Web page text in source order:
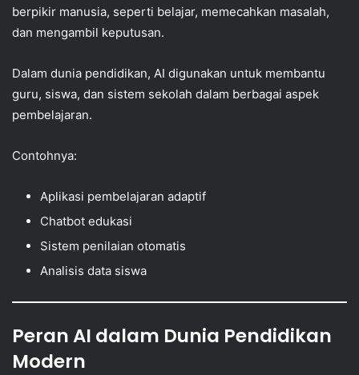
berpikir manusia, seperti belajar, memecahkan masalah,
dan mengambil keputusan.
Dalam dunia pendidikan, AI digunakan untuk membantu
guru, siswa, dan sistem sekolah dalam berbagai aspek
pembelajaran.
Contohnya:
Aplikasi pembelajaran adaptif
Chatbot edukasi
Sistem penilaian otomatis
Analisis data siswa
Peran AI dalam Dunia Pendidikan
Modern